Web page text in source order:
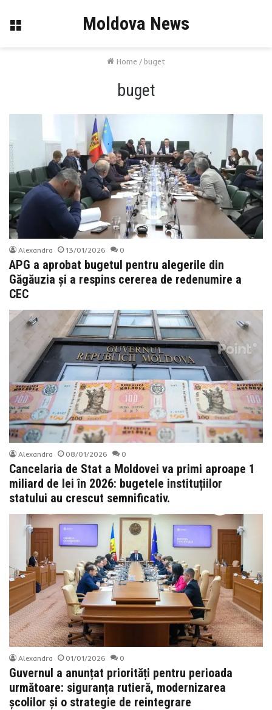
Menu Moldova News
Home /buget
buget
Alexandra 13/01/2026 0
APG a aprobat bugetul pentru alegerile din
Găgăuzia și a respins cererea de redenumire a
CEC
Alexandra 08/01/2026 0
Cancelaria de Stat a Moldovei va primi aproape 1
miliard de lei în 2026: bugetele instituțiilor
statului au crescut semnificativ.
Alexandra 01/01/2026 0
Guvernul a anunțat priorități pentru perioada
următoare: siguranța rutieră, modernizarea
școlilor și o strategie de reintegrare